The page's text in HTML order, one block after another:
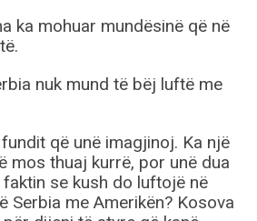
ka mohuar mundësinë që në
nuk mund të bëj luftë me
që unë imagjinoj. Ka një
mos thuaj kurrë, por unë dua
se kush do luftojë në
Serbia me Amerikën? Kosova